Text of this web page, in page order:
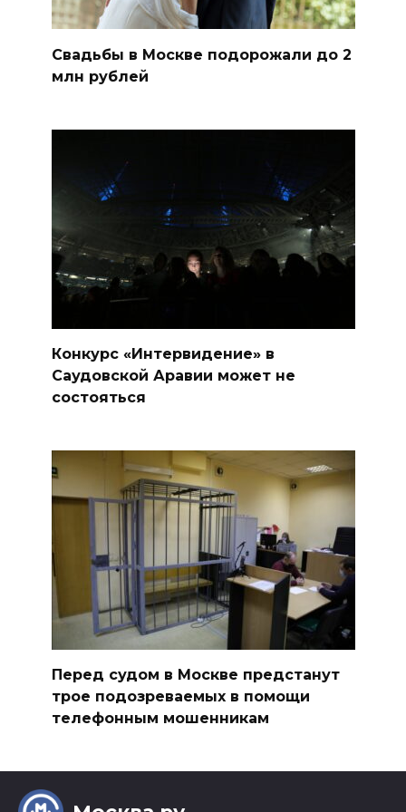
Свадьбы в Москве подорожали до 2
млн рублей
Конкурс «Интервидение» в
Саудовской Аравии может не
состояться
Перед судом в Москве предстанут
трое подозреваемых в помощи
телефонным мошенникам